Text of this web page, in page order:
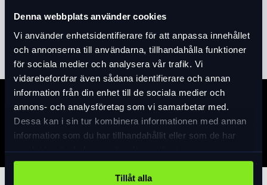
Denna webbplats använder cookies
Vi använder enhetsidentifierare för att anpassa innehållet
och annonserna till användarna, tillhandahålla funktioner
för sociala medier och analysera vår trafik. Vi
vidarebefordrar även sådana identifierare och annan
information från din enhet till de sociala medier och
annons- och analysföretag som vi samarbetar med.
Dessa kan i sin tur kombinera informationen med annan
information som du har tillhandahållit eller som de har
Tillåt alla
Läs mer expand_more
Specifikation